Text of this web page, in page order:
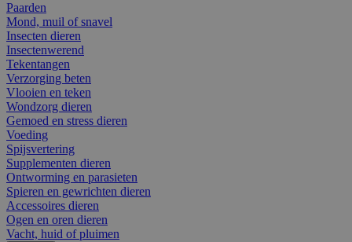
Paarden
Mond, muil of snavel
Insecten dieren
Insectenwerend
Tekentangen
Verzorging beten
Vlooien en teken
Wondzorg dieren
Gemoed en stress dieren
Voeding
Spijsvertering
Supplementen dieren
Ontworming en parasieten
Spieren en gewrichten dieren
Accessoires dieren
Ogen en oren dieren
Vacht, huid of pluimen